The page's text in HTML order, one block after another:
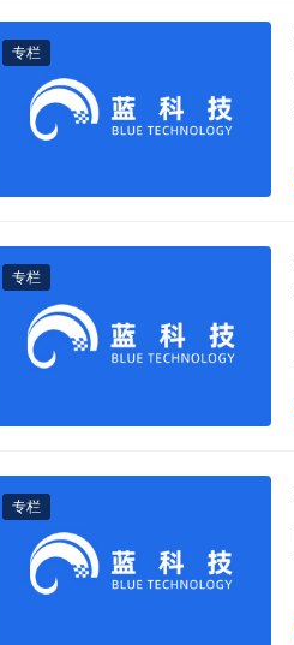
专栏
专栏
专栏